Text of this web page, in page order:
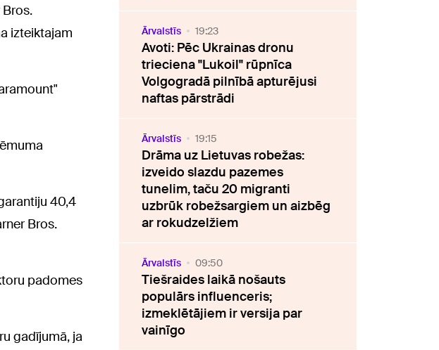
izteiktajam
40,4
Bros.
padomes
gadījumā, ja
Ārvalstīs 19:23
Avoti: Pēc Ukrainas dronu
trieciena "Lukoil" rūpnīca
Volgogradā pilnībā apturējusi
naftas pārstrādi
Ārvalstīs 19:15
Drāma uz Lietuvas robežas:
izveido slazdu pazemes
tunelim, taču 20 migranti
uzbrūk robežsargiem un aizbēg
ar rokudzelžiem
Ārvalstīs 09:50
Tiešraides laikā nošauts
populārs influenceris;
izmeklētājiem ir versija par
vainīgo